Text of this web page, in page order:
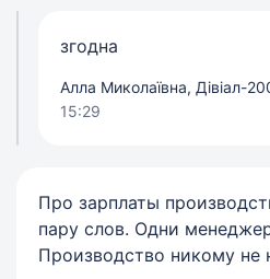
згодна
Алла Миколаївна, Дівіал-
15:29
Про зарплаты
пару слов. Одни
Производство никому не